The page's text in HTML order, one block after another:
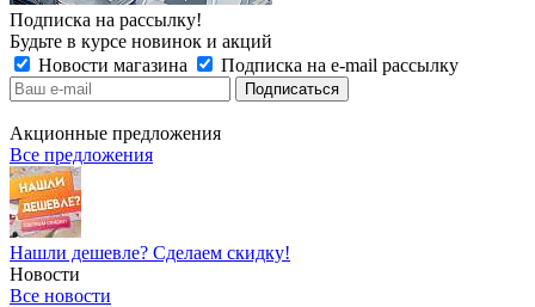
Подписка на рассылку!
Будьте в курсе новинок и акций
Новости магазина
Подписка на e-mail рассылку
Акционные предложения
Все предложения
Нашли дешевле? Сделаем скидку!
Новости
Все новости